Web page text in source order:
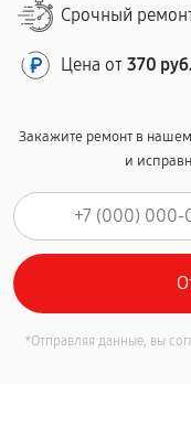
Срочный
Цена от 370
Закажите ремонт в
и
*Отправляя данные, вы